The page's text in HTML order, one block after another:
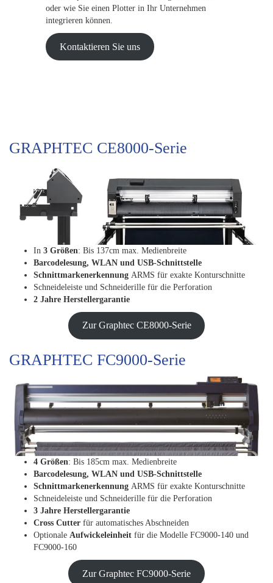
oder wie Sie einen Plotter in Ihr Unternehmen
integrieren können.
Kontaktieren Sie uns
GRAPHTEC CE8000-Serie
In 3 Größen: Bis 137cm max. Medienbreite
Barcodelesung, WLAN und USB-Schnittstelle
Schnittmarkenerkennung ARMS für exakte Konturschnitte
Schneideleiste und Schneiderille für die Perforation
2 Jahre Herstellergarantie
Zur Graphtec CE8000-Serie
GRAPHTEC FC9000-Serie
4 Größen: Bis 185cm max. Medienbreite
Barcodelesung, WLAN und USB-Schnittstelle
Schnittmarkenerkennung ARMS für exakte Konturschnitte
Schneideleiste und Schneiderille für die Perforation
3 Jahre Herstellergarantie
Cross Cutter für automatisches Abschneiden
Optionale Aufwickeleinheit für die Modelle FC9000-140 und
FC9000-160
Zur Graphtec FC9000-Serie